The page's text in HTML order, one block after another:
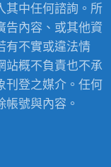
其中任何諮詢。所
告內容、或其他資
有不實或違法情
站概不負責也不承
刊登之媒介。任何
號與內容。